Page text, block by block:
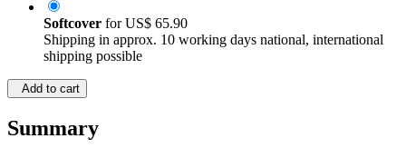
Softcover forUS$ 65.90
Shipping in approx. 10 working days national, international
shipping possible
Add to cart
Summary